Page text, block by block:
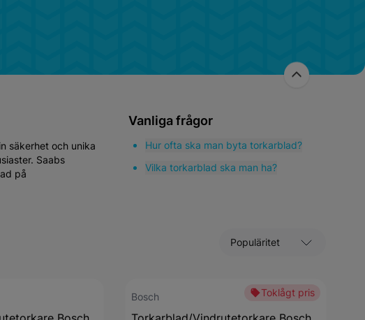
säkerhet och unika
Saabs
på
Vanliga frågor
Hur ofta ska man byta torkarblad?
Vilka torkarblad ska man ha?
Sortera efter
Toklågt pris
Bosch